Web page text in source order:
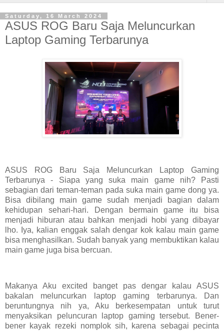
Saturday, 16 March 2024
ASUS ROG Baru Saja Meluncurkan
Laptop Gaming Terbarunya
ASUS ROG Baru Saja Meluncurkan Laptop Gaming
Terbarunya - Siapa yang suka main game nih? Pasti
sebagian dari teman-teman pada suka main game dong ya.
Bisa dibilang main game sudah menjadi bagian dalam
kehidupan sehari-hari. Dengan bermain game itu bisa
menjadi hiburan atau bahkan menjadi hobi yang dibayar
lho. Iya, kalian enggak salah dengar kok kalau main game
bisa menghasilkan. Sudah banyak yang membuktikan kalau
main game juga bisa bercuan.
Makanya Aku excited banget pas dengar kalau ASUS
bakalan meluncurkan laptop gaming terbarunya. Dan
beruntungnya nih ya, Aku berkesempatan untuk turut
menyaksikan peluncuran laptop gaming tersebut. Bener-
bener kayak rezeki nomplok sih, karena sebagai pecinta